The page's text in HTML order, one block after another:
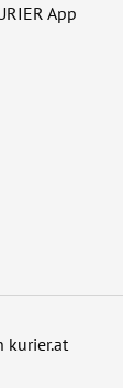
App
kurier.at